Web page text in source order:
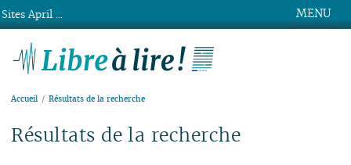
MENU
Accueil Résultats de la recherche
Résultats de la recherche
Sites April ...